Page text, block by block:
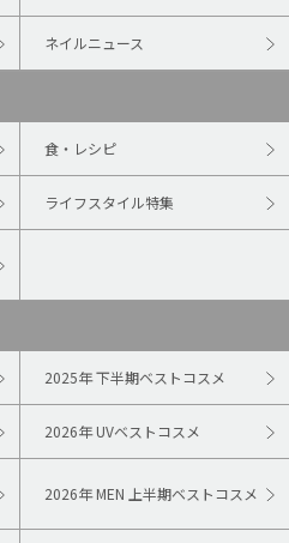
ネイルニュース
食・レシピ
ライフスタイル特集
2025年 下半期ベストコスメ
2026年 UVベストコスメ
2026年 MEN 上半期ベストコスメ